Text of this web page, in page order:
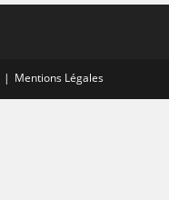
Mentions Légales